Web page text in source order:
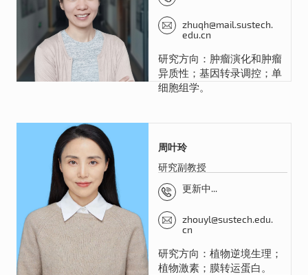
zhuqh@mail.sustech.
edu.cn
研究方向：肿瘤演化和肿瘤
异质性；基因转录调控；单
细胞组学。
周叶玲
研究副教授
更新中...
zhouyl@sustech.edu.
cn
研究方向：植物逆境生理；
植物激素；膜转运蛋白。